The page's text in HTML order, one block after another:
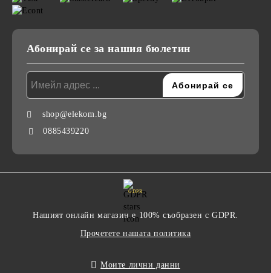
Абонирай се за нашия бюлетин
shop@elekom.bg
0885439220
GDPR
Нашият онлайн магазин е 100% съобразен с GDPR.
Прочетете нашата политика
Моите лични данни